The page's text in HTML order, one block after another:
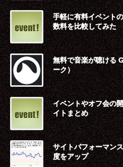
手軽に有料イベント
数料を比較してみた
無料で音楽が聴ける
ーク）
イベントやオフ会の
イトまとめ
サイトパフォーマン
度をアップ